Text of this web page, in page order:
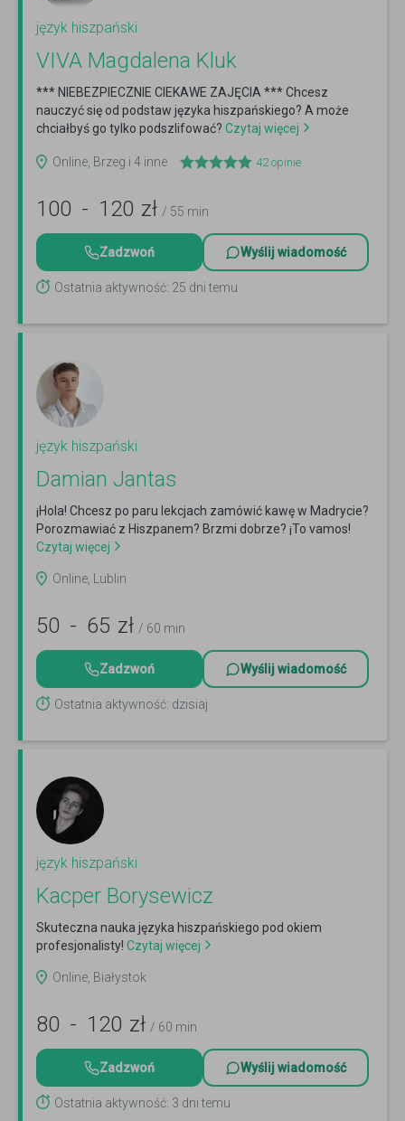
język hiszpański
VIVA Magdalena Kluk
*** NIEBEZPIECZNIE CIEKAWE ZAJĘCIA *** Chcesz
nauczyć się od podstaw języka hiszpańskiego? A może
chciałbyś go tylko podszlifować? Czytaj więcej
Online, Brzeg i 4 inne 42opinie
100 - 120 zł / 55 min
Zadzwoń Wyślij wiadomość
Ostatnia aktywność: 25 dni temu
język hiszpański
Damian Jantas
¡Hola! Chcesz po paru lekcjach zamówić kawę w Madrycie?
Porozmawiać z Hiszpanem? Brzmi dobrze? ¡To vamos!
Czytaj więcej
Online, Lublin
50 - 65 zł / 60 min
Zadzwoń Wyślij wiadomość
Ostatnia aktywność: dzisiaj
język hiszpański
Kacper Borysewicz
Skuteczna nauka języka hiszpańskiego pod okiem
profesjonalisty! Czytaj więcej
Online, Białystok
80 - 120 zł / 60 min
Zadzwoń Wyślij wiadomość
Ostatnia aktywność: 3 dni temu